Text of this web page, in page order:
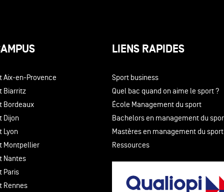
Aix-en-Provence
Biarritz
Bordeaux
Dijon
Lyon
Montpellier
Nantes
Paris
Rennes
LIENS RAPIDES
Sport business
Quel bac quand on aime le sport ?
École Management du sport
Bachelors en management du
Mastères en management du sport
Ressources